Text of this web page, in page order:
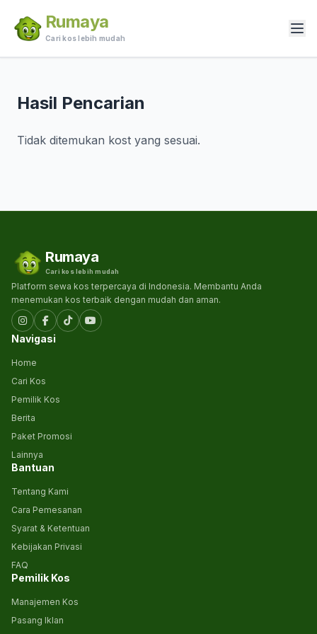
Rumaya
Cari kos lebih mudah
Hasil Pencarian
Tidak ditemukan kost yang sesuai.
Rumaya
Cari kos lebih mudah
Platform sewa kos terpercaya di Indonesia. Membantu Anda
menemukan kos terbaik dengan mudah dan aman.
Navigasi
Home
Cari Kos
Pemilik Kos
Berita
Paket Promosi
Lainnya
Bantuan
Tentang Kami
Cara Pemesanan
Syarat & Ketentuan
Kebijakan Privasi
FAQ
Pemilik Kos
Manajemen Kos
Pasang Iklan